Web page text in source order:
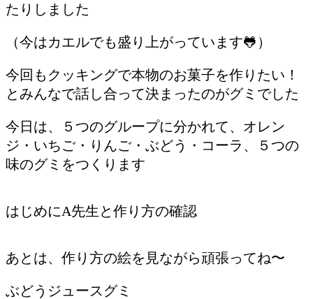
たりしました
（今はカエルでも盛り上がっています🐸）
今回もクッキングで本物のお菓子を作りたい！
とみんなで話し合って決まったのがグミでした
今日は、５つのグループに分かれて、オレン
ジ・いちご・りんご・ぶどう・コーラ、５つの
味のグミをつくります
はじめにA先生と作り方の確認
あとは、作り方の絵を見ながら頑張ってね〜
ぶどうジュースグミ